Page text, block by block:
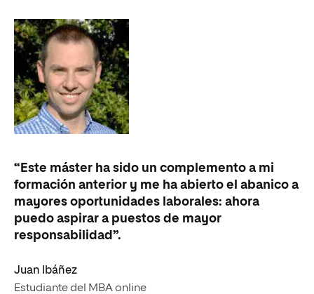
“Este máster ha sido un complemento a mi
formación anterior y me ha abierto el abanico a
mayores oportunidades laborales: ahora
puedo aspirar a puestos de mayor
responsabilidad”.
Juan Ibáñez
Estudiante del MBA online